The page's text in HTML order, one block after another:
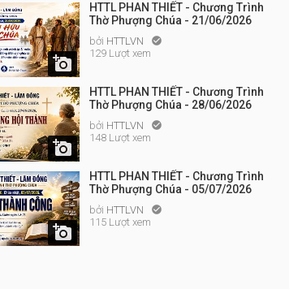

HTTL PHAN THIẾT - Chương Trình
Thờ Phượng Chúa - 21/06/2026
bởi HTTLVN 
129 Lượt xem

HTTL PHAN THIẾT - Chương Trình
Thờ Phượng Chúa - 28/06/2026
bởi HTTLVN 
148 Lượt xem

HTTL PHAN THIẾT - Chương Trình
Thờ Phượng Chúa - 05/07/2026
bởi HTTLVN 
115 Lượt xem